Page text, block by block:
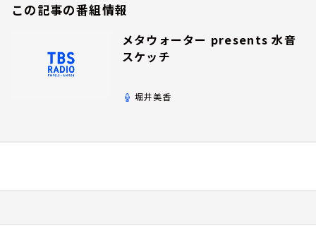
この記事の番組情報
メタウォーター presents 水音
スケッチ
堀井美香